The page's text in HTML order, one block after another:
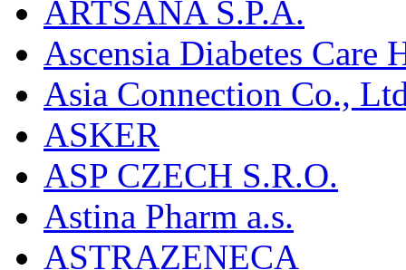
ARTSANA S.P.A.
Ascensia Diabetes Care
Asia Connection Co.,
ASKER
ASP CZECH S.R.O.
Astina Pharm a.s.
ASTRAZENECA